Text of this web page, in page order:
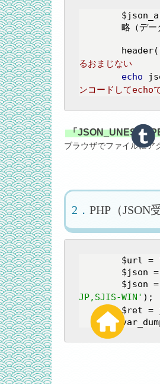
	header(
るおまじない
echo
ンコードしてecho
「
ブラウザでファイルにア
PHP（JSON
	$url =
$json
JP,SJIS-WIN' );
$ret =